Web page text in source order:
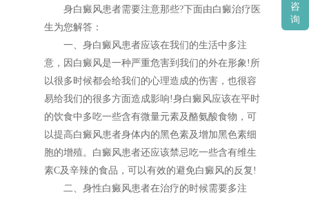
身白癜风患者需要注意那些?下面由白癜治疗医
生为您解答：
一、身白癜风患者应该在我们的生活中多注
意，因白癜风是一种严重危害到我们的外在形象!所
以很多时候都会给我们的心理造成的伤害，也很容
易给我们的很多方面造成影响!身白癜风应该在平时
的饮食中多吃一些含有微量元素及酪氨酸食物，可
以提高白癜风患者身体内的黑色素及增加黑色素细
胞的增殖。白癜风患者还应该禁忌吃一些含有维生
素C及辛辣的食品，可以有效的避免白癜风的反复!
二、身性白癜风患者在治疗的时候需要多注
咨
询